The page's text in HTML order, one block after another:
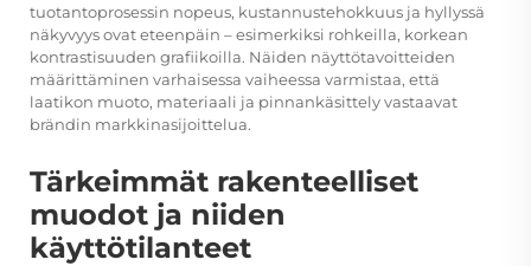
tuotantoprosessin nopeus, kustannustehokkuus ja hyllyssä
näkyvyys ovat eteenpäin – esimerkiksi rohkeilla, korkean
kontrastisuuden grafiikoilla. Näiden näyttötavoitteiden
määrittäminen varhaisessa vaiheessa varmistaa, että
laatikon muoto, materiaali ja pinnankäsittely vastaavat
brändin markkinasijoittelua.
Tärkeimmät rakenteelliset
muodot ja niiden
käyttötilanteet